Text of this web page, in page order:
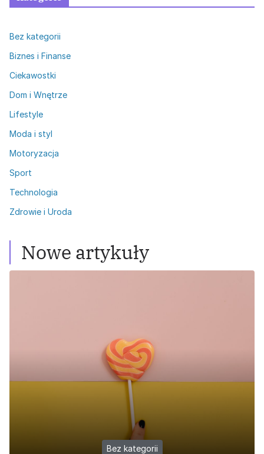
Bez kategorii
Biznes i Finanse
Ciekawostki
Dom i Wnętrze
Lifestyle
Moda i styl
Motoryzacja
Sport
Technologia
Zdrowie i Uroda
Nowe artykuły
Bez kategorii